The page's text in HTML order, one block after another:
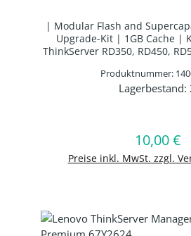
| Modular Flash and
Upgrade-Kit | 1GB Cache | Kompatibel mit
ThinkServer RD350, RD450,
Produktnummer:
Lagerbestand:
Regulärer
10,00 €
Preise inkl. MwSt. zzgl.
In den